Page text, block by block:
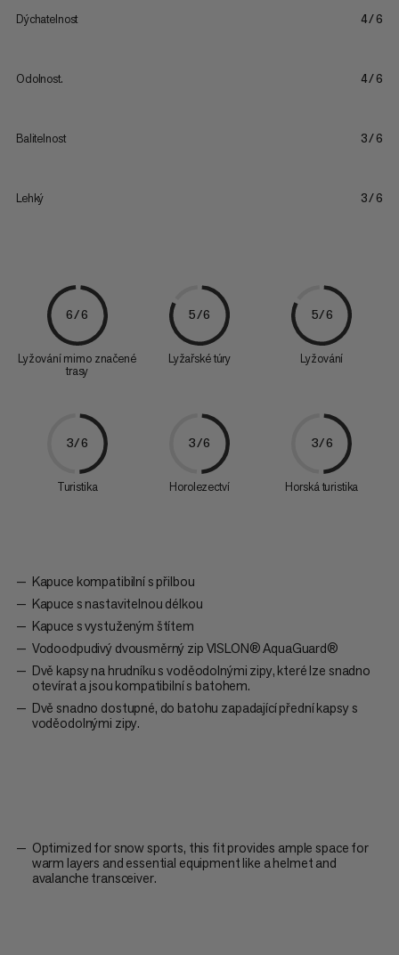
Dýchatelnost 4/6
Odolnost. 4/6
Balitelnost 3/6
Lehký 3/6
6/6
Lyžování mimo značené
trasy
5/6
Lyžařské túry
5/6
Lyžování
3/6
Turistika
3/6
Horolezectví
3/6
Horská turistika
Kapuce kompatibilní s přilbou
Kapuce s nastavitelnou délkou
Kapuce s vystuženým štítem
Vodoodpudivý dvousměrný zip VISLON® AquaGuard®
Dvě kapsy na hrudníku s voděodolnými zipy, které lze snadno
otevírat a jsou kompatibilní s batohem.
Dvě snadno dostupné, do batohu zapadající přední kapsy s
voděodolnými zipy.
Optimized for snow sports, this fit provides ample space for
warm layers and essential equipment like a helmet and
avalanche transceiver.